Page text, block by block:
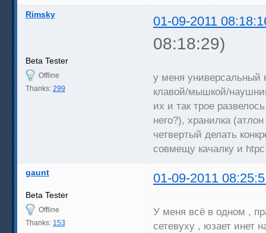
Rimsky 01-09-2011
08:18:29)
Beta Tester
Offline
Thanks: 299
у меня универсальный
клавой/мышкой/
их и так трое
него?), хранилка
четвертый делать
совмещу качалку и htpc
gaunt 01-09-2011
Beta Tester
Offline
Thanks: 153
У меня всё в одном ,
сетевуху , юзает инет